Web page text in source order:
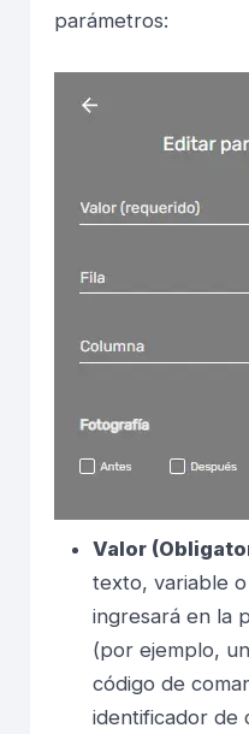
parámetros:
Valor
texto, variable
ingresará en la
(por ejemplo,
código de
identificador de